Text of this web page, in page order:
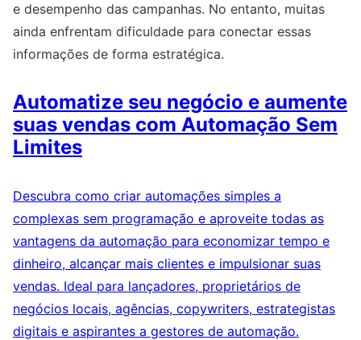
e desempenho das campanhas. No entanto, muitas
ainda enfrentam dificuldade para conectar essas
informações de forma estratégica.
Automatize seu negócio e aumente
suas vendas com Automação Sem
Limites
Descubra como criar automações simples a
complexas sem programação e aproveite todas as
vantagens da automação para economizar tempo e
dinheiro, alcançar mais clientes e impulsionar suas
vendas. Ideal para lançadores, proprietários de
negócios locais, agências, copywriters, estrategistas
digitais e aspirantes a gestores de automação.